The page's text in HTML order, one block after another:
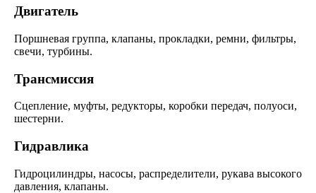
Двигатель
Поршневая группа, клапаны, прокладки, ремни, фильтры,
свечи, турбины.
Трансмиссия
Сцепление, муфты, редукторы, коробки передач, полуоси,
шестерни.
Гидравлика
Гидроцилиндры, насосы, распределители, рукава высокого
давления, клапаны.